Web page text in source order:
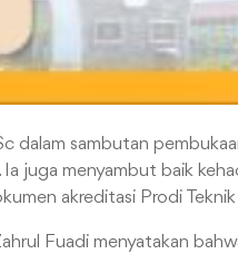
dalam sambutan
juga menyambut baik
akreditasi Prodi
Fuadi menyatakan